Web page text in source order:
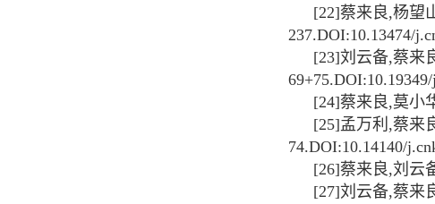
[22]蔡来良,杨望
237.DOI:10.13474/
[23]刘云备,蔡来
[24]蔡来良,莫小
[25]孟万利 ,蔡来
74.DOI:10.14140/
[26]蔡来良,刘云
[27]刘云备,蔡来